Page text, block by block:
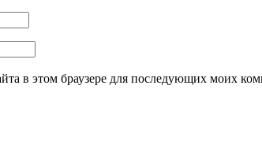
в этом браузере для последующих моих